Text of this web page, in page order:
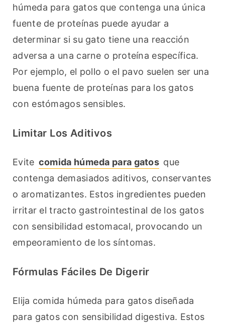
húmeda para gatos que contenga una única
fuente de proteínas puede ayudar a
determinar si su gato tiene una reacción
adversa a una carne o proteína específica.
Por ejemplo, el pollo o el pavo suelen ser una
buena fuente de proteínas para los gatos
con estómagos sensibles.
Limitar Los Aditivos
Evite comida húmeda para gatos que
contenga demasiados aditivos, conservantes
o aromatizantes. Estos ingredientes pueden
irritar el tracto gastrointestinal de los gatos
con sensibilidad estomacal, provocando un
empeoramiento de los síntomas.
Fórmulas Fáciles De Digerir
Elija comida húmeda para gatos diseñada
para gatos con sensibilidad digestiva. Estos